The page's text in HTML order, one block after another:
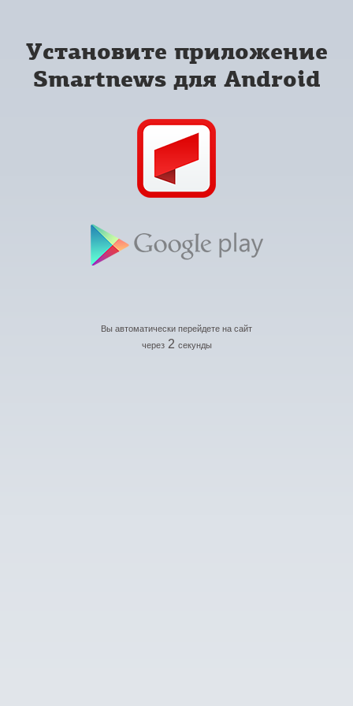
Установите приложение
Smartnews для Android
Вы автоматически перейдете на сайт
через 2 секунды